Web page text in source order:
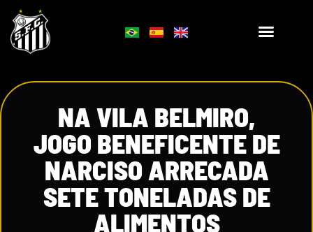
NA VILA BELMIRO,
JOGO BENEFICENTE DE
NARCISO ARRECADA
SETE TONELADAS DE
ALIMENTOS